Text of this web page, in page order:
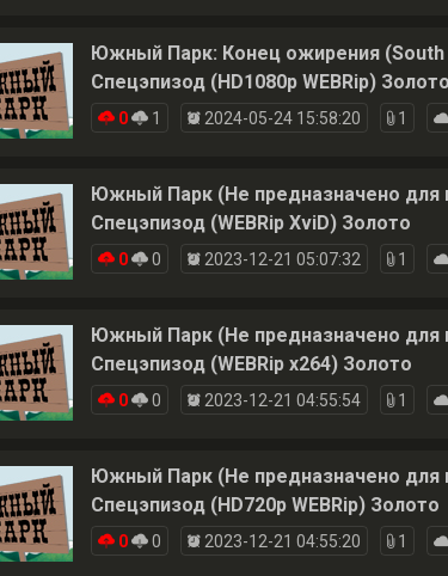
Южный Парк: Конец ожирения (South
Спецэпизод (HD1080p WEBRip) Золото
0 1 2024-05-24 15:58:20 1
Южный Парк (Не предназначено для
Спецэпизод (WEBRip XviD) Золото
0 0 2023-12-21 05:07:32 1
Южный Парк (Не предназначено для
Спецэпизод (WEBRip x264) Золото
0 0 2023-12-21 04:55:54 1
Южный Парк (Не предназначено для
Спецэпизод (HD720p WEBRip) Золото
0 0 2023-12-21 04:55:20 1